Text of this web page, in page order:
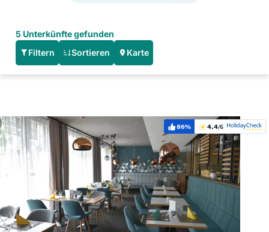
5 Unterkünfte gefunden
Filtern
Sortieren Karte
Weiterempfehlung:
86% Bewertung:
4.4/6
Hoteldetails: Holiday Inn SALZBURG CITY by IHG